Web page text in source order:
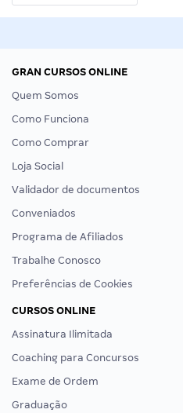
GRAN CURSOS ONLINE
Quem Somos
Como Funciona
Como Comprar
Loja Social
Validador de documentos
Conveniados
Programa de Afiliados
Trabalhe Conosco
Preferências de Cookies
CURSOS ONLINE
Assinatura Ilimitada
Coaching para Concursos
Exame de Ordem
Graduação